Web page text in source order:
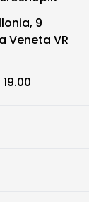
9
Veneta VR